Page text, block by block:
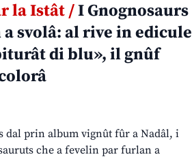
la Istât /I Gnognosaurs
svolâ: al rive in edicule
di blu», il gnûf
dal prin album vignût fûr a Nadâl, i
che a fevelin par furlan a